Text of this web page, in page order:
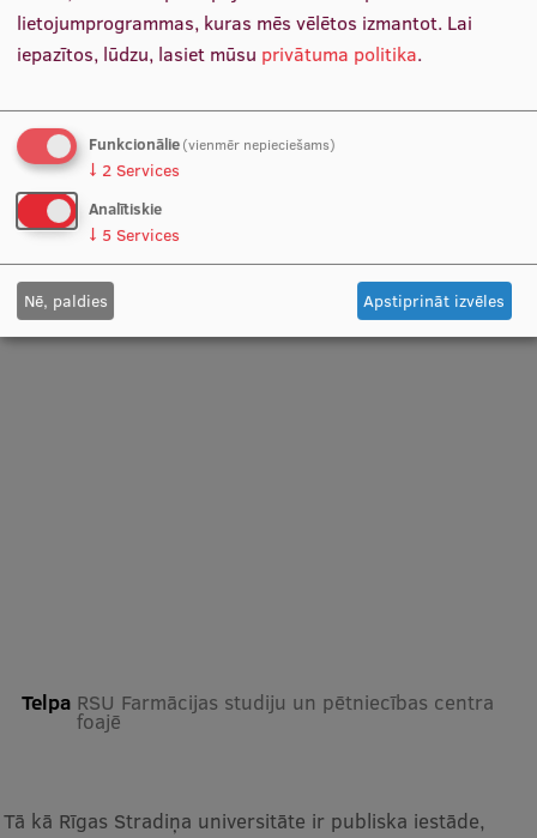
Pētniecības datu pārvaldība
RSU zinātnes portāls
Pētniecības platformas
Doktorantūras skola
Pētniecības pakalpojumi
Pētniecības projekti
Zinātnieku brokastis
Starptautiskie projekti
EURAXESS RSU kontaktpunkts
Norises vieta
Telpa RSU Farmācijas studiju un pētniecības centra
foajē
Tā kā Rīgas Stradiņa universitāte ir publiska iestāde,
lietojumprogrammas, kuras mēs vēlētos izmantot. Lai
iepazītos, lūdzu, lasiet mūsu privātuma politika.
Funkcionālie(vienmēr nepieciešams)
↓ 2 Services
Analītiskie
↓ 5 Services
Nē, paldies Apstiprināt izvēles